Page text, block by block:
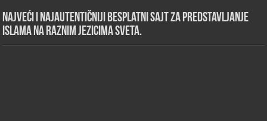
Najveći i najautentičniji besplatni sajt za predstavljanje
islama na raznim jezicima sveta.